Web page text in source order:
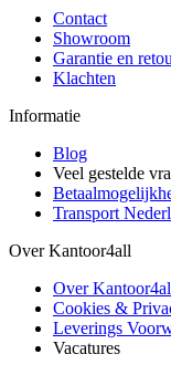
Contact
Showroom
Garantie en
Klachten
Informatie
Blog
Veel gestelde
Transport
Over Kantoor4all
Over
Cookies &
Leverings
Vacatures